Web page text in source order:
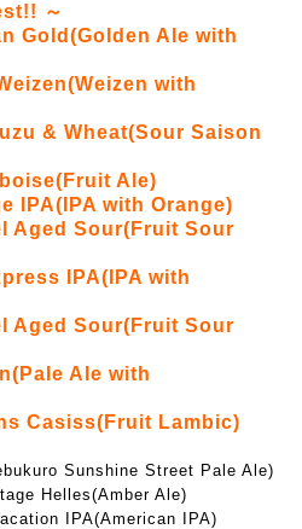
～
Gold(Golden Ale with
with
& Wheat(Sour Saison
Ale)
IPA(IPA with Orange)
Aged Sour(Fruit Sour
IPA(IPA with
Aged Sour(Fruit Sour
Ale with
Casiss(Fruit Lambic)
Sunshine Street Pale Ale)
Helles(Amber Ale)
IPA(American IPA)